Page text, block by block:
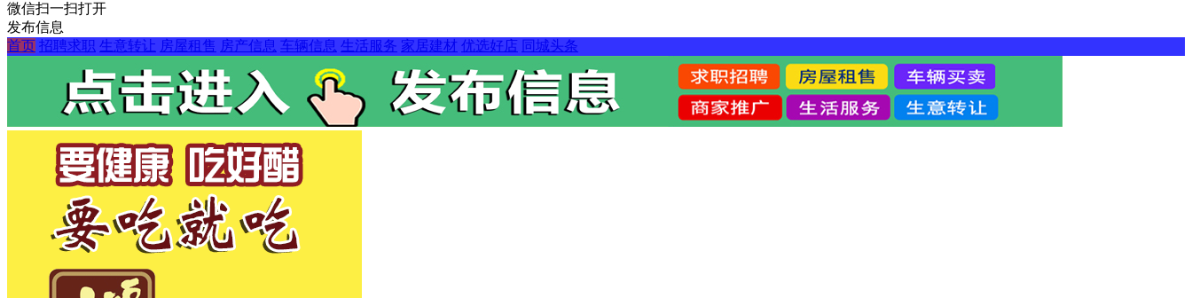
微信扫一扫打开
发布信息
首页 招聘求职 生意转让 房屋租售 房产信息 车辆信息 生活服务 家居建材 优选好店 同城头条